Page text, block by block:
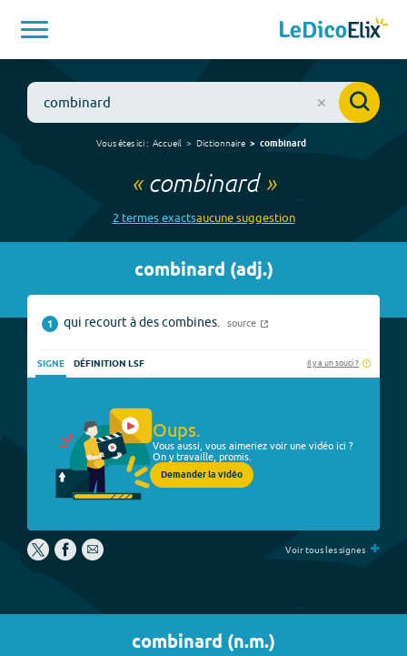
Vous êtes ici : Accueil Dictionnaire combinard
« combinard»
2 termesexactsaucunesuggestion
combinard (adj.)
1 qui recourt à des combines. source
SIGNE DÉFINITION LSF Il y a un souci ?
Oups.
Vous aussi, vous aimeriez voir une vidéo ici ?
On y travaille, promis.
Demander la vidéo
Voir tous les signes +
combinard (n.m.)